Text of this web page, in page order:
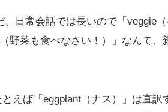
、日常会話では長いので「veggie
野菜も食べなさい！）」なんて、
えば「eggplant（ナス）」は直訳